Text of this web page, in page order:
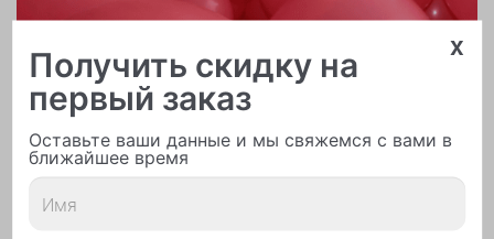
x
Получить скидку на
первый заказ
Оставьте ваши данные и мы свяжемся с вами в
ближайшее время